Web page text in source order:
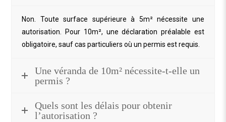
Non. Toute surface supérieure à 5m² nécessite une
autorisation. Pour 10m², une déclaration préalable est
obligatoire, sauf cas particuliers où un permis est requis.
Une véranda de 10m² nécessite-t-elle un
permis ?
Quels sont les délais pour obtenir
l’autorisation ?